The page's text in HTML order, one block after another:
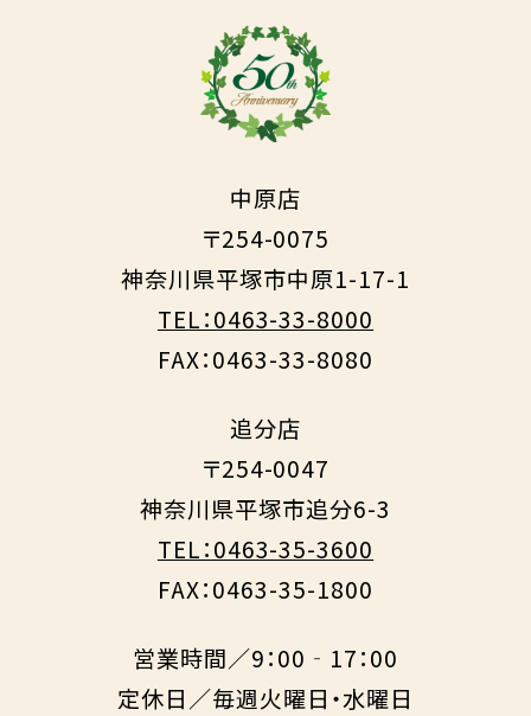
中原店
〒254-0075
神奈川県平塚市中原1-17-1
TEL：0463-33-8000
FAX：0463-33-8080
追分店
〒254-0047
神奈川県平塚市追分6-3
TEL：0463-35-3600
FAX：0463-35-1800
営業時間／9：00‐17：00
定休日／毎週火曜日・水曜日